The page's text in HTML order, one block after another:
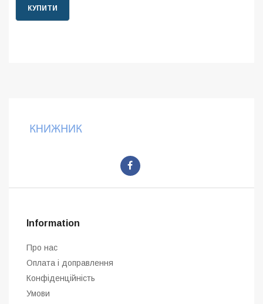
КУПИТИ
Information
Про нас
Оплата і доправлення
Конфіденційність
Умови